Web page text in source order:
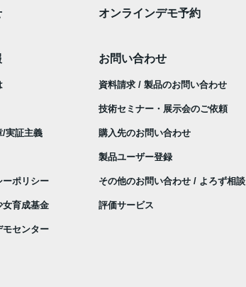
/実証主義
ーポリシー
女育成基金
モセンター
オンラインデモ予約
お問い合わせ
資料請求 / 製品のお問い合わせ
技術セミナー・展示会のご依頼
購入先のお問い合わせ
製品ユーザー登録
その他のお問い合わせ / よろず相談
評価サービス